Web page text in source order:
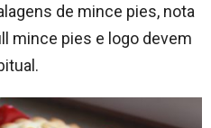
de mince pies, nota
mince pies e logo devem